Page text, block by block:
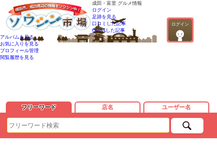
成田・富里 グルメ情報
ログイン
ログイン
足跡を見る
口コミした記事
QandAした記事
アルバムを見る
お気に入りを見る
プロフィール管理
閲覧履歴を見る
フリーワード 店名 ユーザー名